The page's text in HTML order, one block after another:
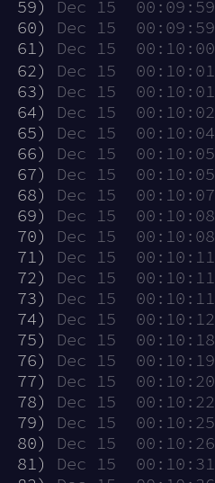
59)
Dec 15  00:09:59
60)
Dec 15  00:09:59
61)
Dec 15  00:10:00
62)
Dec 15  00:10:01
63)
Dec 15  00:10:01
64)
Dec 15  00:10:02
65)
Dec 15  00:10:04
66)
Dec 15  00:10:05
67)
Dec 15  00:10:05
68)
Dec 15  00:10:07
69)
Dec 15  00:10:08
70)
Dec 15  00:10:08
71)
Dec 15  00:10:11
72)
Dec 15  00:10:11
73)
Dec 15  00:10:11
74)
Dec 15  00:10:12
75)
Dec 15  00:10:18
76)
Dec 15  00:10:19
77)
Dec 15  00:10:20
78)
Dec 15  00:10:22
79)
Dec 15  00:10:25
80)
Dec 15  00:10:26
81)
Dec 15  00:10:31